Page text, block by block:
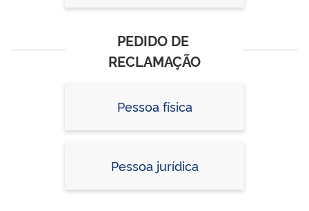
PEDIDO DE
RECLAMAÇÃO
Pessoa física
Pessoa jurídica